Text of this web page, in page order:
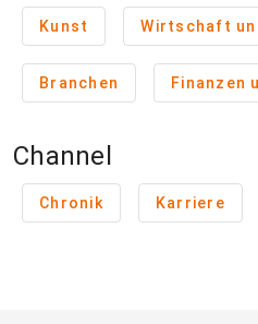
Kunst Wirtschaft
Branchen Finanzen
Channel
Chronik Karriere